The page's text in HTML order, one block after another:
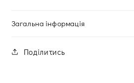
Загальна інформація
Поділитись